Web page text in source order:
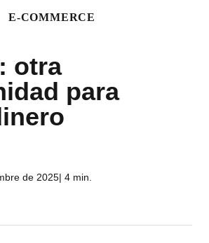
E-COMMERCE
otra
para
de 2025| 4 min.